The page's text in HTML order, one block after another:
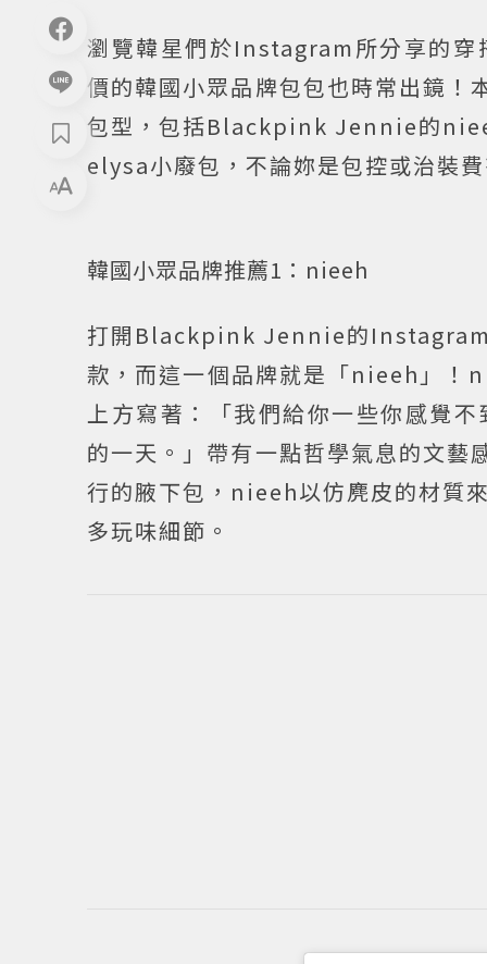
瀏覽韓星們於Instagram所分享的穿
價的韓國小眾品牌包包也時常出鏡
包型，包括Blackpink Jennie的
elysa小廢包，不論妳是包控或治裝
韓國小眾品牌推薦1：nieeh
打開Blackpink Jennie的Instagram
款，而這一個品牌就是「nieeh」！
上方寫著：「我們給你一些你感覺
的一天。」帶有一點哲學氣息的文
行的腋下包，nieeh以仿麂皮的材質
多玩味細節。